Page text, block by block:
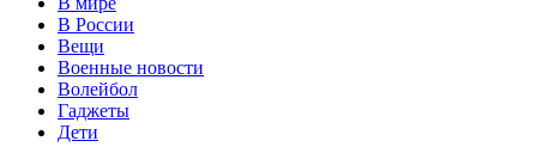
В России
Вещи
Военные новости
Волейбол
Гаджеты
Дети